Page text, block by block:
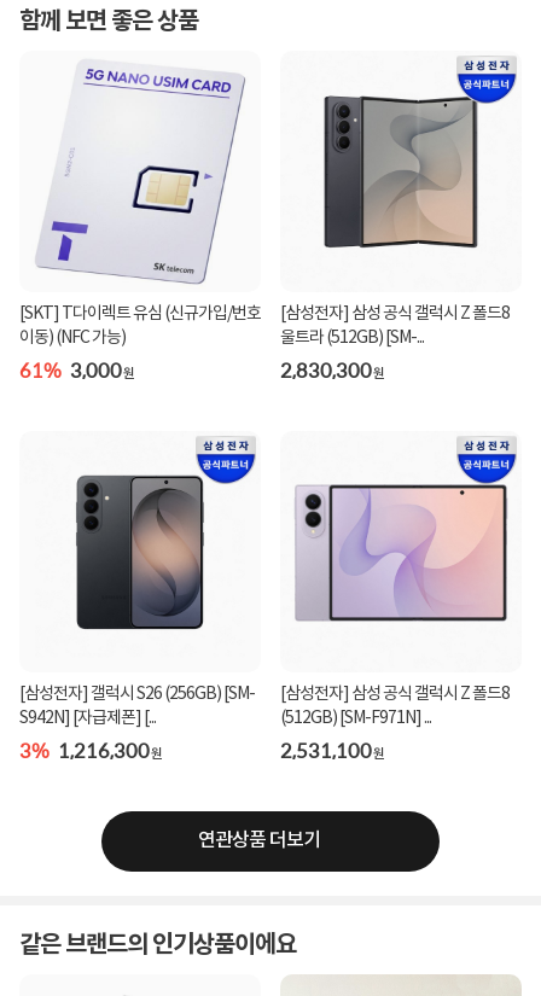
함께 보면 좋은 상품
[SKT] T다이렉트 유심 (신규가입/번호
이동) (NFC 가능)
61% 3,000원
[삼성전자] 삼성 공식 갤럭시 Z 폴드8
울트라 (512GB) [SM-...
2,830,300원
[삼성전자] 갤럭시 S26 (256GB) [SM-
S942N] [자급제폰] [...
3% 1,216,300원
[삼성전자] 삼성 공식 갤럭시 Z 폴드8
(512GB) [SM-F971N] ...
2,531,100원
연관상품 더보기
같은 브랜드의 인기상품이에요